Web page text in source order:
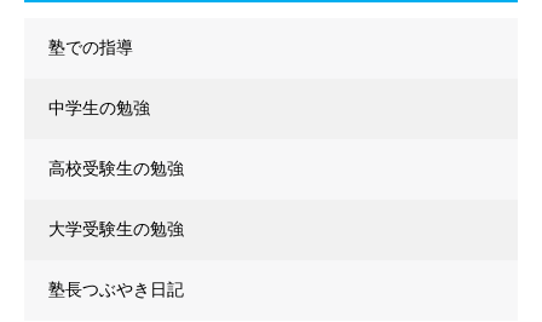
塾での指導
中学生の勉強
高校受験生の勉強
大学受験生の勉強
塾長つぶやき日記